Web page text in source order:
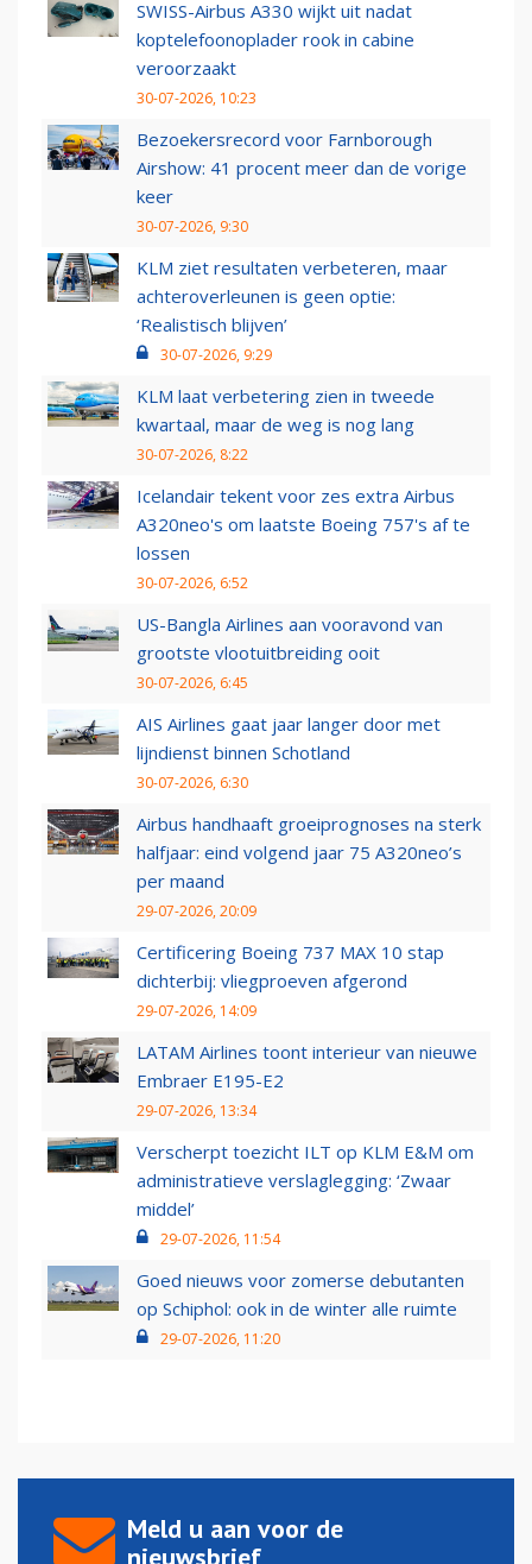
SWISS-Airbus A330 wijkt uit nadat
koptelefoonoplader rook in cabine
veroorzaakt
30-07-2026, 10:23
Bezoekersrecord voor Farnborough
Airshow: 41 procent meer dan de vorige
keer
30-07-2026, 9:30
KLM ziet resultaten verbeteren, maar
achteroverleunen is geen optie:
‘Realistisch blijven’
30-07-2026, 9:29
KLM laat verbetering zien in tweede
kwartaal, maar de weg is nog lang
30-07-2026, 8:22
Icelandair tekent voor zes extra Airbus
A320neo's om laatste Boeing 757's af te
lossen
30-07-2026, 6:52
US-Bangla Airlines aan vooravond van
grootste vlootuitbreiding ooit
30-07-2026, 6:45
AIS Airlines gaat jaar langer door met
lijndienst binnen Schotland
30-07-2026, 6:30
Airbus handhaaft groeiprognoses na sterk
halfjaar: eind volgend jaar 75 A320neo’s
per maand
29-07-2026, 20:09
Certificering Boeing 737 MAX 10 stap
dichterbij: vliegproeven afgerond
29-07-2026, 14:09
LATAM Airlines toont interieur van nieuwe
Embraer E195-E2
29-07-2026, 13:34
Verscherpt toezicht ILT op KLM E&M om
administratieve verslaglegging: ‘Zwaar
middel’
29-07-2026, 11:54
Goed nieuws voor zomerse debutanten
op Schiphol: ook in de winter alle ruimte
29-07-2026, 11:20
Meld u aan voor de
nieuwsbrief